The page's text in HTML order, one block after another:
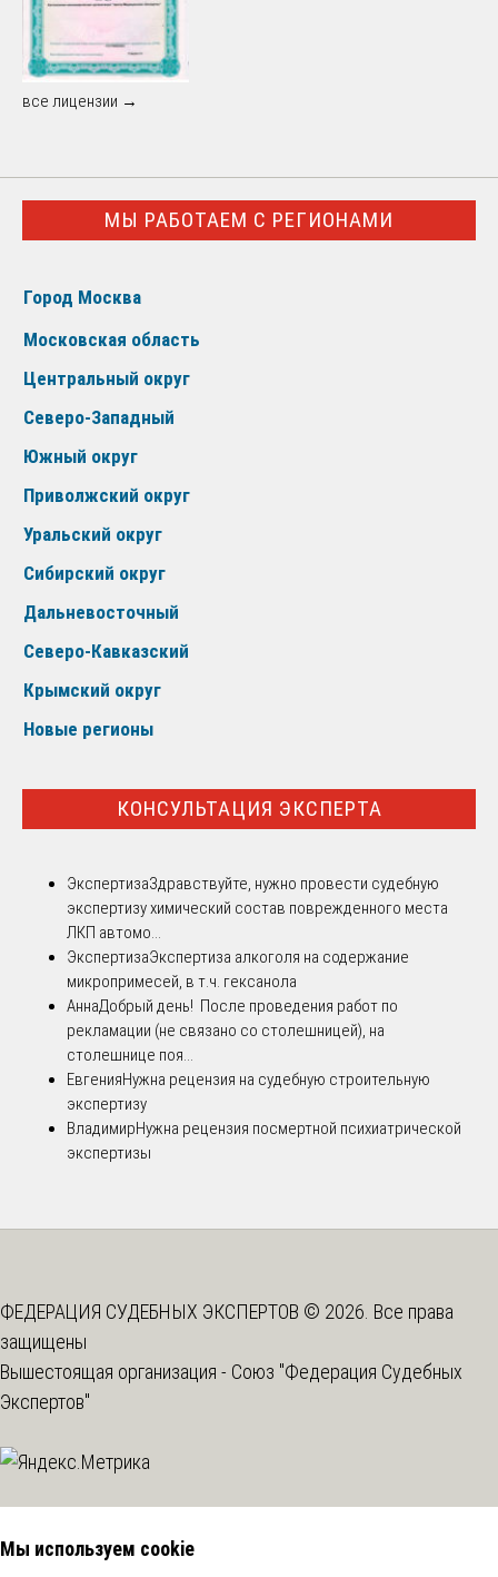
все лицензии →
МЫ РАБОТАЕМ С РЕГИОНАМИ
Город Москва
Московская область
Центральный округ
Северо-Западный
Южный округ
Приволжский округ
Уральский округ
Сибирский округ
Дальневосточный
Северо-Кавказский
Крымский округ
Новые регионы
КОНСУЛЬТАЦИЯ ЭКСПЕРТА
ЭкспертизаЗдравствуйте, нужно провести судебную
экспертизу химический состав поврежденного места
ЛКП автомо...
ЭкспертизаЭкспертиза алкоголя на содержание
микропримесей, в т.ч. гексанола
АннаДобрый день! После проведения работ по
рекламации (не связано со столешницей), на
столешнице поя...
ЕвгенияНужна рецензия на судебную строительную
экспертизу
ВладимирНужна рецензия посмертной психиатрической
экспертизы
ФЕДЕРАЦИЯ СУДЕБНЫХ ЭКСПЕРТОВ © 2026. Все права
защищены
Вышестоящая организация - Союз "Федерация Судебных
Экспертов"
Мы используем cookie